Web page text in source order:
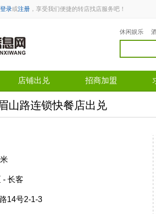
登录或注册 ，享受我们便捷的转店找店服务吧！
休闲娱乐
店铺出兑 招商加盟
山路连锁快餐店出兑
- 长客
14号2-1-3